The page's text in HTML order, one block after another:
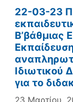
22-03-23
Β’βάθμιας
Ιδιωτικού
για το